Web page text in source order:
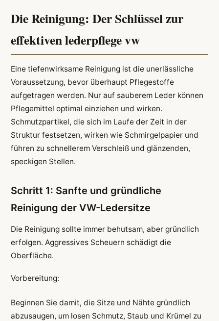
Die Reinigung: Der Schlüssel zur
effektiven lederpflege vw
Eine tiefenwirksame Reinigung ist die unerlässliche
Voraussetzung, bevor überhaupt Pflegestoffe
aufgetragen werden. Nur auf sauberem Leder können
Pflegemittel optimal einziehen und wirken.
Schmutzpartikel, die sich im Laufe der Zeit in der
Struktur festsetzen, wirken wie Schmirgelpapier und
führen zu schnellerem Verschleiß und glänzenden,
speckigen Stellen.
Schritt 1: Sanfte und gründliche
Reinigung der VW-Ledersitze
Die Reinigung sollte immer behutsam, aber gründlich
erfolgen. Aggressives Scheuern schädigt die
Oberfläche.
Vorbereitung:
Beginnen Sie damit, die Sitze und Nähte gründlich
abzusaugen, um losen Schmutz, Staub und Krümel zu